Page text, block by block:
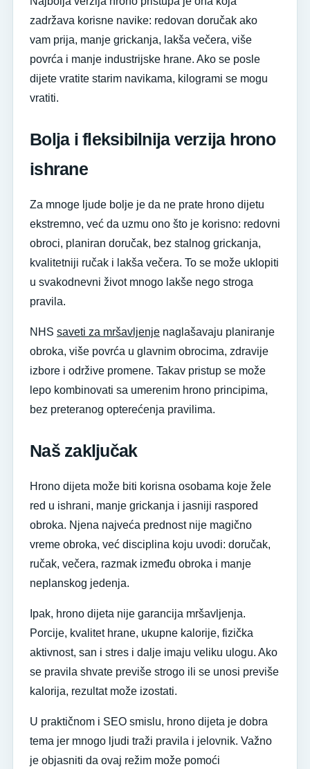
zadržava korisne navike: redovan doručak ako
vam prija, manje grickanja, lakša večera, više
povrća i manje industrijske hrane. Ako se posle
dijete vratite starim navikama, kilogrami se mogu
vratiti.
Bolja i fleksibilnija verzija hrono
ishrane
Za mnoge ljude bolje je da ne prate hrono dijetu
ekstremno, već da uzmu ono što je korisno: redovni
obroci, planiran doručak, bez stalnog grickanja,
kvalitetniji ručak i lakša večera. To se može uklopiti
u svakodnevni život mnogo lakše nego stroga
pravila.
NHS saveti za mršavljenje naglašavaju planiranje
obroka, više povrća u glavnim obrocima, zdravije
izbore i održive promene. Takav pristup se može
lepo kombinovati sa umerenim hrono principima,
bez preteranog opterećenja pravilima.
Naš zaključak
Hrono dijeta može biti korisna osobama koje žele
red u ishrani, manje grickanja i jasniji raspored
obroka. Njena najveća prednost nije magično
vreme obroka, već disciplina koju uvodi: doručak,
ručak, večera, razmak između obroka i manje
neplanskog jedenja.
Ipak, hrono dijeta nije garancija mršavljenja.
Porcije, kvalitet hrane, ukupne kalorije, fizička
aktivnost, san i stres i dalje imaju veliku ulogu. Ako
se pravila shvate previše strogo ili se unosi previše
kalorija, rezultat može izostati.
U praktičnom i SEO smislu, hrono dijeta je dobra
tema jer mnogo ljudi traži pravila i jelovnik. Važno
je objasniti da ovaj režim može pomoći